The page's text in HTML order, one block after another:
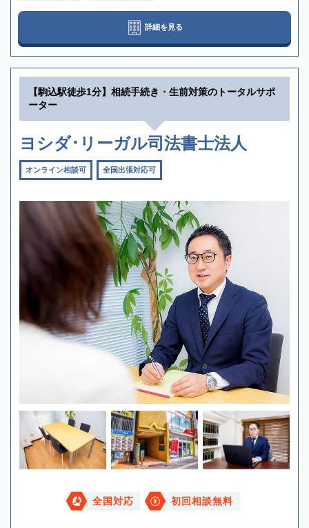
詳細を見る
【駒込駅徒歩1分】相続手続き・生前対策のトータルサポ
ーター
ヨシダ･リーガル司法書士法人
オンライン相談可 全国出張対応可
全国対応 初回相談無料